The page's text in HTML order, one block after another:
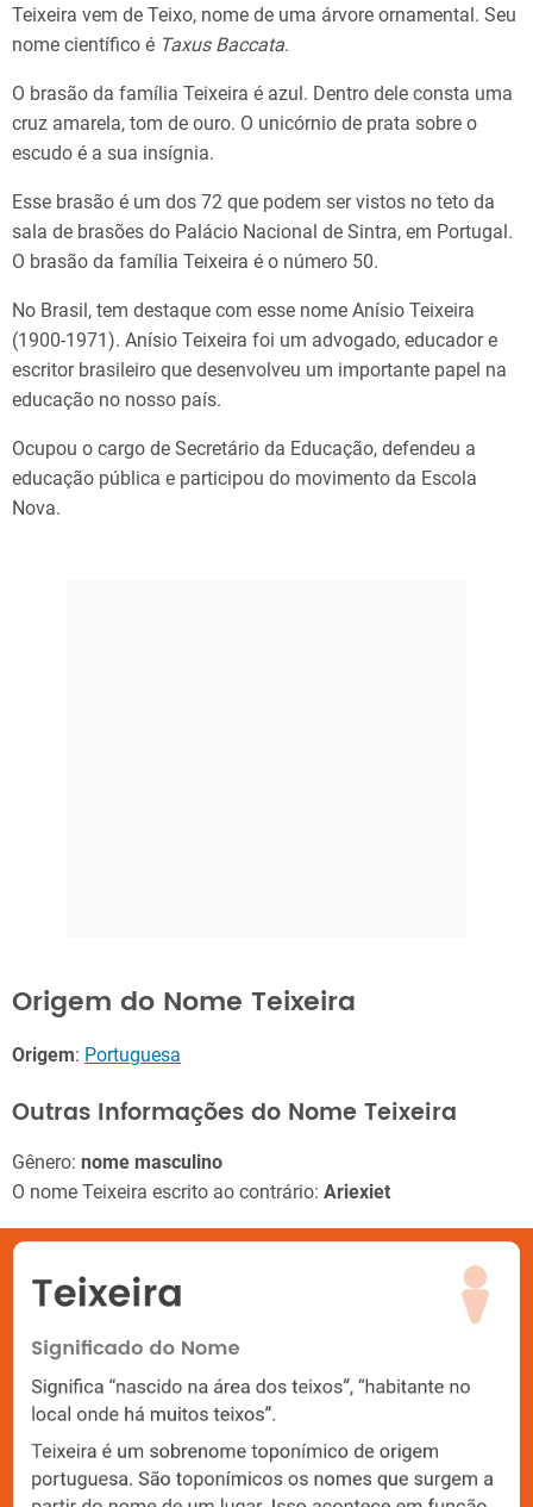
Teixeira vem de Teixo, nome de uma árvore ornamental. Seu
nome científico é Taxus Baccata.
O brasão da família Teixeira é azul. Dentro dele consta uma
cruz amarela, tom de ouro. O unicórnio de prata sobre o
escudo é a sua insígnia.
Esse brasão é um dos 72 que podem ser vistos no teto da
sala de brasões do Palácio Nacional de Sintra, em Portugal.
O brasão da família Teixeira é o número 50.
No Brasil, tem destaque com esse nome Anísio Teixeira
(1900-1971). Anísio Teixeira foi um advogado, educador e
escritor brasileiro que desenvolveu um importante papel na
educação no nosso país.
Ocupou o cargo de Secretário da Educação, defendeu a
educação pública e participou do movimento da Escola
Nova.
Origem do Nome Teixeira
Origem: Portuguesa
Outras Informações do Nome Teixeira
Gênero: nome masculino
O nome Teixeira escrito ao contrário: Ariexiet